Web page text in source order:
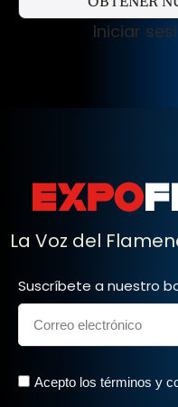
Iniciar
La Voz del
Suscríbete a nuestro
Acepto los términos y